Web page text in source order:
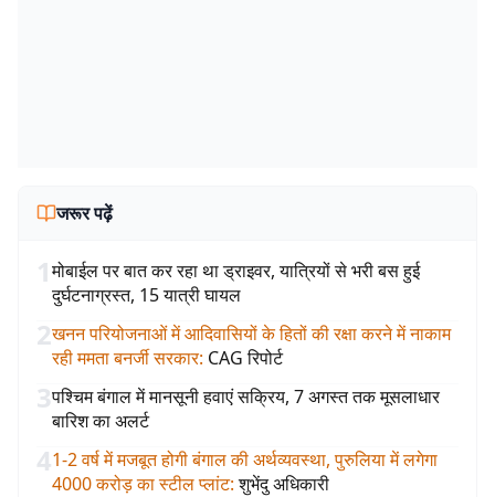
जरूर पढ़ें
1मोबाईल पर बात कर रहा था ड्राइवर, यात्रियों से भरी बस हुई
दुर्घटनाग्रस्त, 15 यात्री घायल
2खनन परियोजनाओं में आदिवासियों के हितों की रक्षा करने में नाकाम
रही ममता बनर्जी सरकार: CAG रिपोर्ट
3पश्चिम बंगाल में मानसूनी हवाएं सक्रिय, 7 अगस्त तक मूसलाधार
बारिश का अलर्ट
41-2 वर्ष में मजबूत होगी बंगाल की अर्थव्यवस्था, पुरुलिया में लगेगा
4000 करोड़ का स्टील प्लांट: शुभेंदु अधिकारी